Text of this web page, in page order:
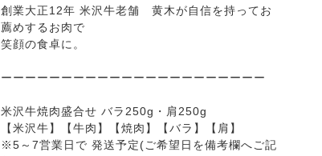
創業大正12年 米沢牛老舗 黄木が自信を持ってお
薦めするお肉で
笑顔の食卓に。
ーーーーーーーーーーーーーーーーーーーーーー
米沢牛焼肉盛合せ バラ250g・肩250g
【米沢牛】【牛肉】【焼肉】【バラ】【肩】
※5～7営業日で 発送予定(ご希望日を備考欄へご記